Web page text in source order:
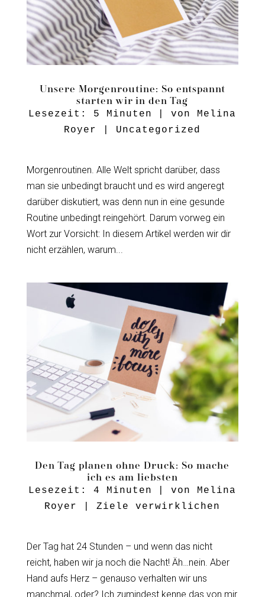
Unsere Morgenroutine: So entspannt
starten wir in den Tag
Lesezeit: 5 Minuten | von Melina
Royer
Uncategorized
Morgenroutinen. Alle Welt spricht darüber, dass
man sie unbedingt braucht und es wird angeregt
darüber diskutiert, was denn nun in eine gesunde
Routine unbedingt reingehört. Darum vorweg ein
Wort zur Vorsicht: In diesem Artikel werden wir dir
nicht erzählen, warum...
Den Tag planen ohne Druck: So mache
ich es am liebsten
Lesezeit: 4 Minuten | von Melina
Royer
|Ziele verwirklichen
Der Tag hat 24 Stunden – und wenn das nicht
reicht, haben wir ja noch die Nacht! Äh…nein. Aber
Hand aufs Herz – genauso verhalten wir uns
manchmal, oder? Ich zumindest kenne das von mir